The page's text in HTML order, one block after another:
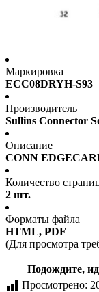
Маркировка
ECC08DRYH-S93
Производитель
Sullins Connector
Описание
CONN
Количество
2 шт.
Форматы файла
HTML, PDF
(Для просмотра
Подождите,
Просмотрено: